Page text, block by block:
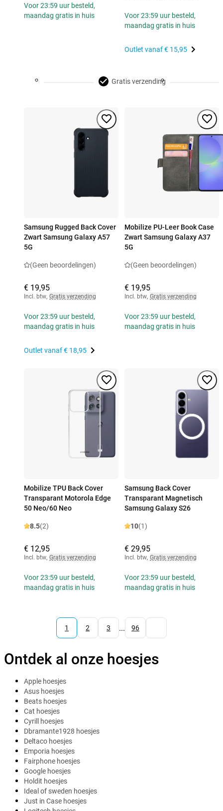
Voor 23:59 uur besteld,
maandag gratis in huis
Voor 23:59 uur besteld,
maandag gratis in huis
Outlet vanaf€ 15,95
Gratis verzending
Samsung Rugged Back Cover
Zwart Samsung Galaxy A57
5G
(Geen beoordelingen)
€ 19,95
Incl. btw, Gratis verzending
Voor 23:59 uur besteld,
maandag gratis in huis
Outlet vanaf€ 18,95
Mobilize PU-Leer Book Case
Zwart Samsung Galaxy A37
5G
(Geen beoordelingen)
€ 19,95
Incl. btw, Gratis verzending
Voor 23:59 uur besteld,
maandag gratis in huis
Mobilize TPU Back Cover
Transparant Motorola Edge
50 Neo/60 Neo
8.5(2)
€ 12,95
Incl. btw, Gratis verzending
Voor 23:59 uur besteld,
maandag gratis in huis
Samsung Back Cover
Transparant Magnetisch
Samsung Galaxy S26
10(1)
€ 29,95
Incl. btw, Gratis verzending
Voor 23:59 uur besteld,
maandag gratis in huis
1 2 3 ... 96
Ontdek al onze hoesjes
Apple hoesjes
Asus hoesjes
Beats hoesjes
Cat hoesjes
Cyrill hoesjes
Dbramante1928 hoesjes
Deltaco hoesjes
Emporia hoesjes
Fairphone hoesjes
Google hoesjes
Holdit hoesjes
Ideal of sweden hoesjes
Just in Case hoesjes